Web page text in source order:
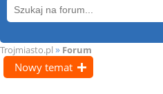
Trojmiasto.pl » Forum
Nowy temat